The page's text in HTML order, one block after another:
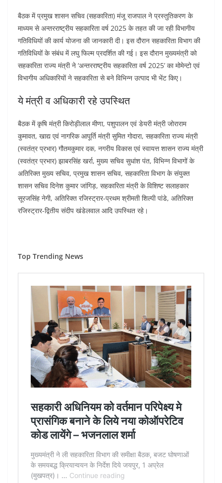
बैठक में प्रमुख शासन सचिव (सहकारिता) मंजू राजपाल ने प्रस्तुतिकरण के
माध्यम से अन्तरराष्ट्रीय सहकारिता वर्ष 2025 के तहत की जा रही विभागीय
गतिविधियों की कार्य योजना की जानकारी दी। इस दौरान सहकारिता विभाग की
गतिविधियों के संबंध में लघु फिल्म प्रदर्शित की गई। इस दौरान मुख्यमंत्री को
सहकारिता राज्य मंत्री ने ‘अन्तरराष्ट्रीय सहकारिता वर्ष 2025’ का मोमेन्टो एवं
विभागीय अधिकारियों ने सहकारिता से बने विभिन्न उत्पाद भी भेंट किए।
ये मंत्री व अधिकारी रहे उपस्थित
बैठक में कृषि मंत्री किरोड़ीलाल मीणा, पशुपालन एवं डेयरी मंत्री जोराराम
कुमावत, खाद्य एवं नागरिक आपूर्ति मंत्री सुमित गोदारा, सहकारिता राज्य मंत्री
(स्वतंत्र प्रभार) गौतमकुमार दक, नगरीय विकास एवं स्वायत्त शासन राज्य मंत्री
(स्वतंत्र प्रभार) झाबरसिंह खर्रा, मुख्य सचिव सुधांश पंत, विभिन्न विभागों के
अतिरिक्त मुख्य सचिव, प्रमुख शासन सचिव, सहकारिता विभाग के संयुक्त
शासन सचिव दिनेश कुमार जांगिड़, सहकारिता मंत्री के विशिष्ट सलाहकार
सूरजसिंह नेगी, अतिरिक्त रजिस्ट्रार-प्रथम श्रीमती शिल्पी पांडे, अतिरिक्त
रजिस्ट्रार-द्वितीय संदीप खंडेलवाल आदि उपस्थित रहे।
Top Trending News